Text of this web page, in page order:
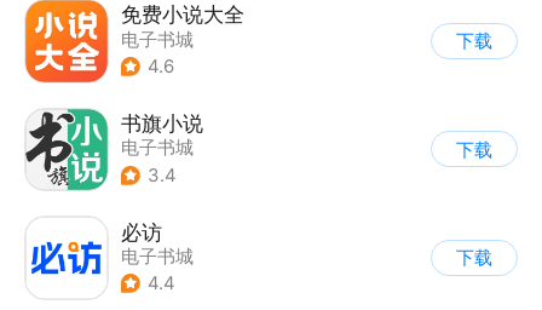
免费小说大全
电子书城
4.6
下载
书旗小说
电子书城
3.4
下载
必访
电子书城
4.4
下载